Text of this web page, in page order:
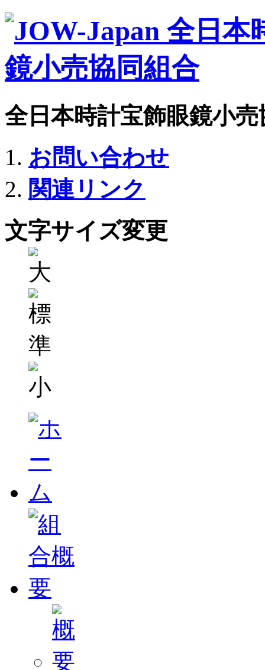
全日本時計宝飾眼鏡小
お問い合わせ
関連リンク
文字サイズ変更